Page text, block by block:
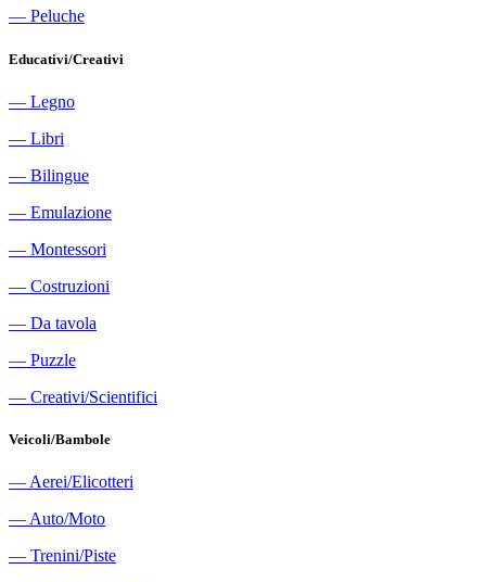
― Peluche
Educativi/Creativi
― Legno
― Libri
― Bilingue
― Emulazione
― Montessori
― Costruzioni
― Da tavola
― Puzzle
― Creativi/Scientifici
Veicoli/Bambole
― Aerei/Elicotteri
― Auto/Moto
― Trenini/Piste